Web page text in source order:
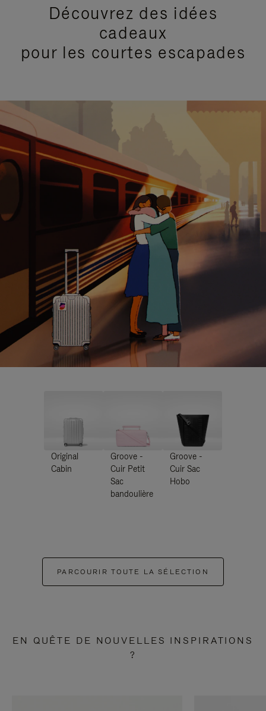
Découvrez des idées
cadeaux
pour les courtes escapades
Original
Cabin
Groove -
Cuir Petit
Sac
bandoulière
Groove -
Cuir Sac
Hobo
PARCOURIR TOUTE LA SÉLECTION
EN QUÊTE DE NOUVELLES INSPIRATIONS
?